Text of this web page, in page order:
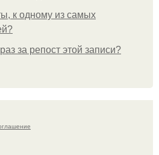
к одному из самых
за репост этой записи?